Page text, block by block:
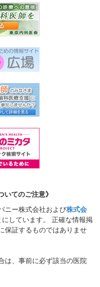
いてのご注意》
ニー株式会社および株式会
しています。 正確な情報掲
保証するものではありませ
は、事前に必ず該当の医院